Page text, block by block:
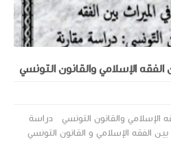
الإسلامي والقانون التونسي
الإسلامي والقانون التونسي دراسة
الفقه الإسلامي و القانون التونسي